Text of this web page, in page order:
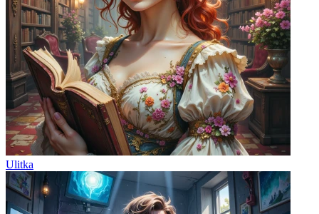
Ulitka